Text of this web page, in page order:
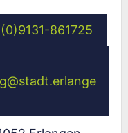
861725
@stadt.erlange